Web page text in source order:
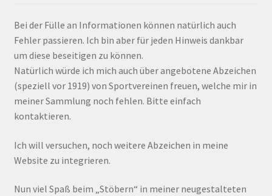
Bei der Fülle an Informationen können natürlich auch
Fehler passieren. Ich bin aber für jeden Hinweis dankbar
um diese beseitigen zu können.
Natürlich würde ich mich auch über angebotene Abzeichen
(speziell vor 1919) von Sportvereinen freuen, welche mir in
meiner Sammlung noch fehlen. Bitte einfach
kontaktieren.
Ich will versuchen, noch weitere Abzeichen in meine
Website zu integrieren.
Nun viel Spaß beim „Stöbern“ in meiner neugestalteten